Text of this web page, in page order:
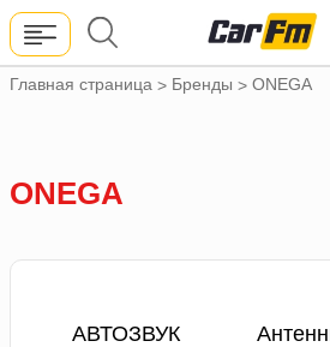
Главная страница > Бренды > ONEGA
ONEGA
АВТОЗВУК